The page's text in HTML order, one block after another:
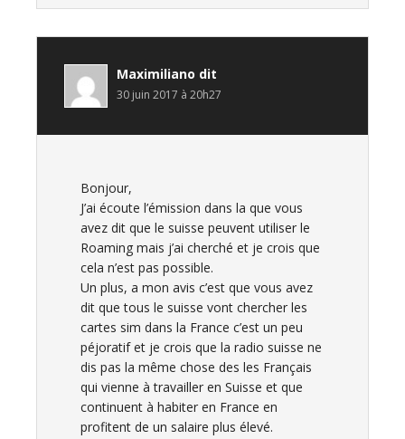
Maximiliano dit
30 juin 2017 à 20h27
Bonjour,
J’ai écoute l’émission dans la que vous
avez dit que le suisse peuvent utiliser le
Roaming mais j’ai cherché et je crois que
cela n’est pas possible.
Un plus, a mon avis c’est que vous avez
dit que tous le suisse vont chercher les
cartes sim dans la France c’est un peu
péjoratif et je crois que la radio suisse ne
dis pas la même chose des les Français
qui vienne à travailler en Suisse et que
continuent à habiter en France en
profitent de un salaire plus élevé.